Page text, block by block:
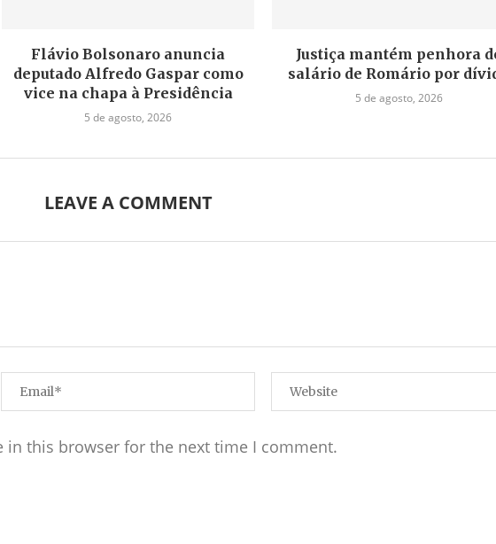
Flávio Bolsonaro anuncia
deputado Alfredo Gaspar como
vice na chapa à Presidência
5 de agosto, 2026
Justiça mantém penhora
salário de Romário por
5 de agosto, 2026
LEAVE A COMMENT
in this browser for the next time I comment.